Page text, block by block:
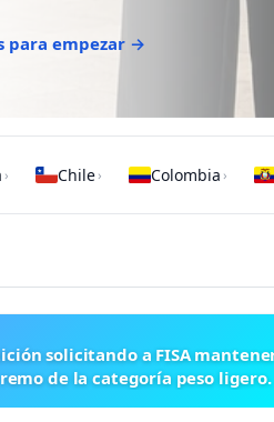
para empezar →
› Chile› Colombia ›
a FISA mantener
de la categoría peso ligero.